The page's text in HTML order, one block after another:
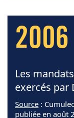
2006
Les
exercés par
Source :
publiée en août